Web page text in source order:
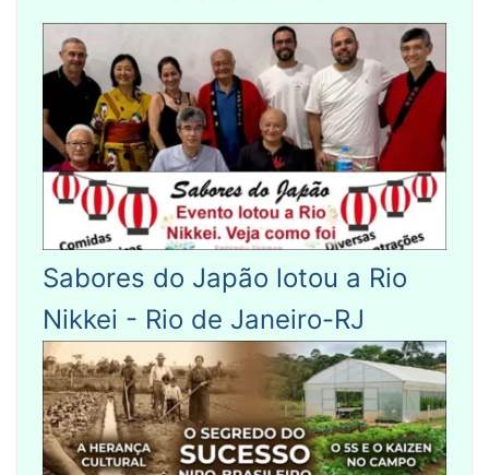
Sabores do Japão lotou a Rio
Nikkei - Rio de Janeiro-RJ